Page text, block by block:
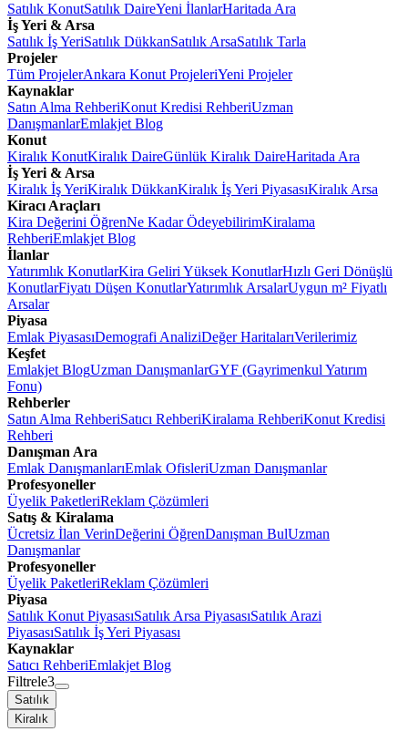
Satılık KonutSatılık DaireYeni İlanlarHaritada Ara
İş Yeri & Arsa
Satılık İş YeriSatılık DükkanSatılık ArsaSatılık Tarla
Projeler
Tüm ProjelerAnkara Konut ProjeleriYeni Projeler
Kaynaklar
Satın Alma RehberiKonut Kredisi RehberiUzman
DanışmanlarEmlakjet Blog
Konut
Kiralık KonutKiralık DaireGünlük Kiralık DaireHaritada Ara
İş Yeri & Arsa
Kiralık İş YeriKiralık DükkanKiralık İş Yeri PiyasasıKiralık Arsa
Kiracı Araçları
Kira Değerini ÖğrenNe Kadar ÖdeyebilirimKiralama
RehberiEmlakjet Blog
İlanlar
Yatırımlık KonutlarKira Geliri Yüksek KonutlarHızlı Geri Dönüşlü
KonutlarFiyatı Düşen KonutlarYatırımlık ArsalarUygun m² Fiyatlı
Arsalar
Piyasa
Emlak PiyasasıDemografi AnaliziDeğer HaritalarıVerilerimiz
Keşfet
Emlakjet BlogUzman DanışmanlarGYF (Gayrimenkul Yatırım
Fonu)
Rehberler
Satın Alma RehberiSatıcı RehberiKiralama RehberiKonut Kredisi
Rehberi
Danışman Ara
Emlak DanışmanlarıEmlak OfisleriUzman Danışmanlar
Profesyoneller
Üyelik PaketleriReklam Çözümleri
Satış & Kiralama
Ücretsiz İlan VerinDeğerini ÖğrenDanışman BulUzman
Danışmanlar
Profesyoneller
Üyelik PaketleriReklam Çözümleri
Piyasa
Satılık Konut PiyasasıSatılık Arsa PiyasasıSatılık Arazi
PiyasasıSatılık İş Yeri Piyasası
Kaynaklar
Satıcı RehberiEmlakjet Blog
Filtrele3
Satılık
Kiralık